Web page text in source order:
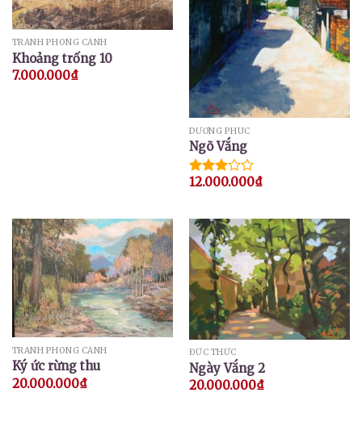
TRANH PHONG CẢNH
Khoảng trống 10
7.000.000₫
DƯƠNG PHÚC
Ngõ Vắng
Được
3.005
sao
12.000.000₫
TRANH PHONG CẢNH
Ký ức rừng thu
20.000.000₫
ĐỨC THỨC
Ngày Vắng 2
20.000.000₫